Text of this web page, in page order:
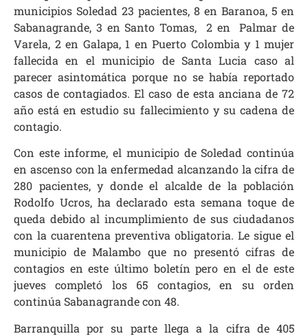
municipios Soledad 23 pacientes, 8 en Baranoa, 5 en
Sabanagrande, 3 en Santo Tomas, 2 en Palmar de
Varela, 2 en Galapa, 1 en Puerto Colombia y 1 mujer
fallecida en el municipio de Santa Lucia caso al
parecer asintomática porque no se había reportado
casos de contagiados. El caso de esta anciana de 72
año está en estudio su fallecimiento y su cadena de
contagio.
Con este informe, el municipio de Soledad continúa
en ascenso con la enfermedad alcanzando la cifra de
280 pacientes, y donde el alcalde de la población
Rodolfo Ucros, ha declarado esta semana toque de
queda debido al incumplimiento de sus ciudadanos
con la cuarentena preventiva obligatoria. Le sigue el
municipio de Malambo que no presentó cifras de
contagios en este último boletín pero en el de este
jueves completó los 65 contagios, en su orden
continúa Sabanagrande con 48.
Barranquilla por su parte llega a la cifra de 405